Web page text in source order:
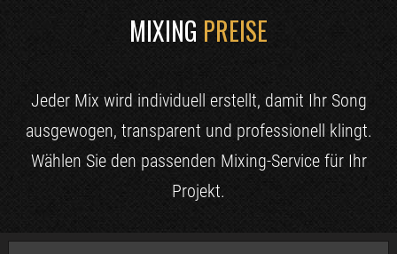
MIXING PREISE
Jeder Mix wird individuell erstellt, damit Ihr Song
ausgewogen, transparent und professionell klingt.
Wählen Sie den passenden Mixing-Service für Ihr
Projekt.